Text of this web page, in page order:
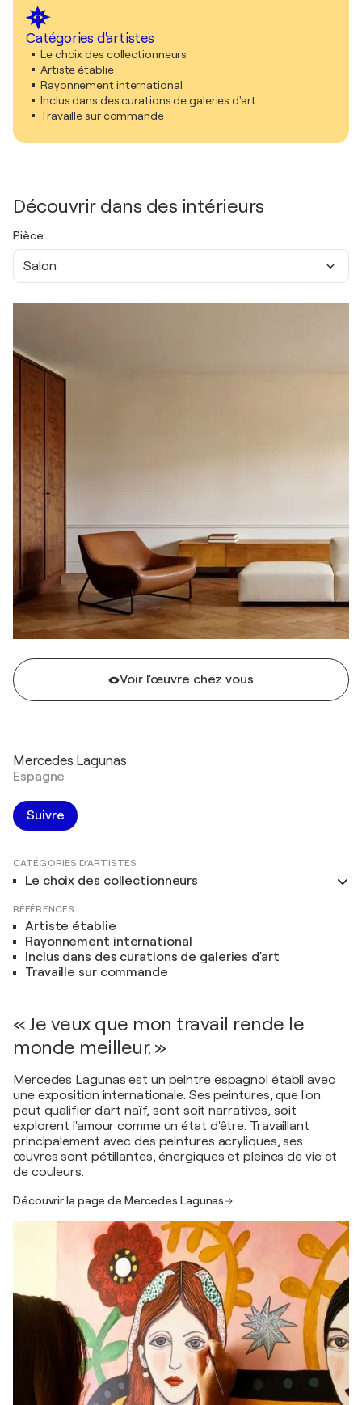
Catégories d'artistes
Le choix des collectionneurs
Artiste établie
Rayonnement international
Inclus dans des curations de galeries d'art
Travaille sur commande
Découvrir dans des intérieurs
Pièce
Salon
Voir l'œuvre chez vous
Mercedes Lagunas
Espagne
Suivre
CATÉGORIES D'ARTISTES
Le choix des collectionneurs
RÉFÉRENCES
Artiste établie
Rayonnement international
Inclus dans des curations de galeries d'art
Travaille sur commande
« Je veux que mon travail rende le
monde meilleur. »
Mercedes Lagunas est un peintre espagnol établi avec
une exposition internationale. Ses peintures, que l'on
peut qualifier d'art naïf, sont soit narratives, soit
explorent l'amour comme un état d'être. Travaillant
principalement avec des peintures acryliques, ses
œuvres sont pétillantes, énergiques et pleines de vie et
de couleurs.
Découvrir la page de Mercedes Lagunas